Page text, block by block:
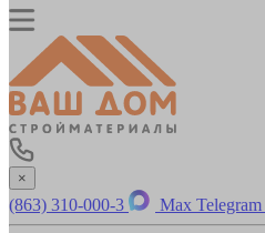
×
(863) 310-000-3 Max Telegram